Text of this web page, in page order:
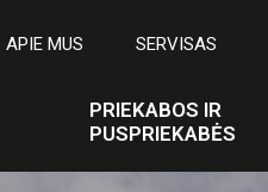
APIE MUS SERVISAS
PRIEKABOS IR
PUSPRIEKABĖS